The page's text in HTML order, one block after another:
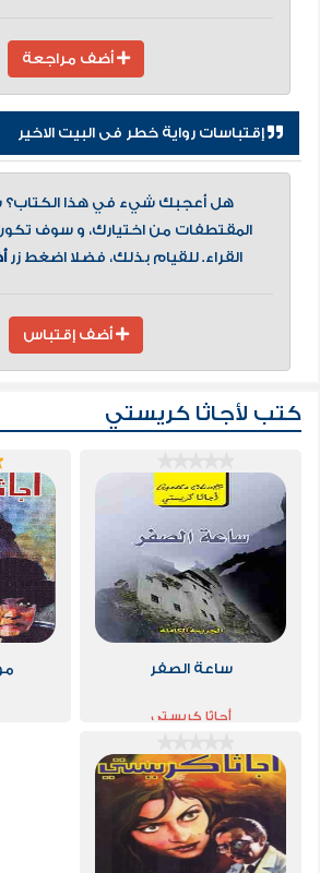
أضف مراجعة
إقتباسات رواية خطر فى البيت الاخير
هل أعجبك شيء في هذا الكتاب؟
المقتطفات من اختيارك، و سوف
القراء. للقيام بذلك، فضلا اضغط زر
أضف إقتباس
كتب لأجاثا كريستي
ساعة الصفر
أجاثا كريستي